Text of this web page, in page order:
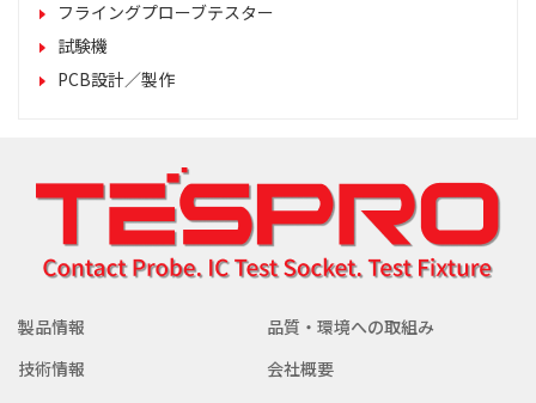
フライングプローブテスター
試験機
PCB設計／製作
製品情報
品質・環境への取組み
技術情報
会社概要